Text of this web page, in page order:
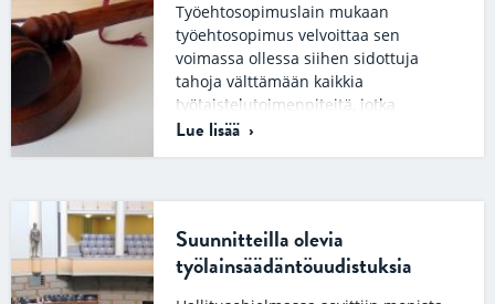
Työehtosopimuslain mukaan
työehtosopimus velvoittaa sen
voimassa ollessa siihen sidottuja
tahoja välttämään kaikkia
työtaistelutoimenpiteitä, jotka
kohdistuvat työehtosopimukseen
Lue lisää
Suunnitteilla olevia
työlainsäädäntöuudistuksia